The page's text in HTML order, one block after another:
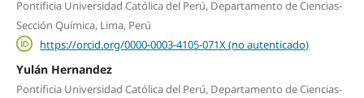
Pontificia Universidad Católica del Perú, Departamento de Ciencias-
Sección Química, Lima, Perú
https://orcid.org/0000-0003-4105-071X (no autenticado)
Yulán Hernandez
Pontificia Universidad Católica del Perú, Departamento de Ciencias-